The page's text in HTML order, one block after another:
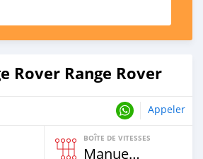
Rover Range Rover
Appeler
BOÎTE DE VITESSES
Manuelle